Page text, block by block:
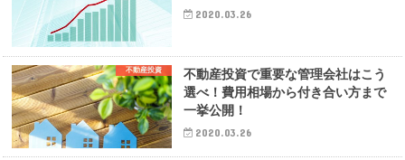
2020.03.26
不動産投資
不動産投資で重要な管理会社はこう
選べ！費用相場から付き合い方まで
一挙公開！
2020.03.26